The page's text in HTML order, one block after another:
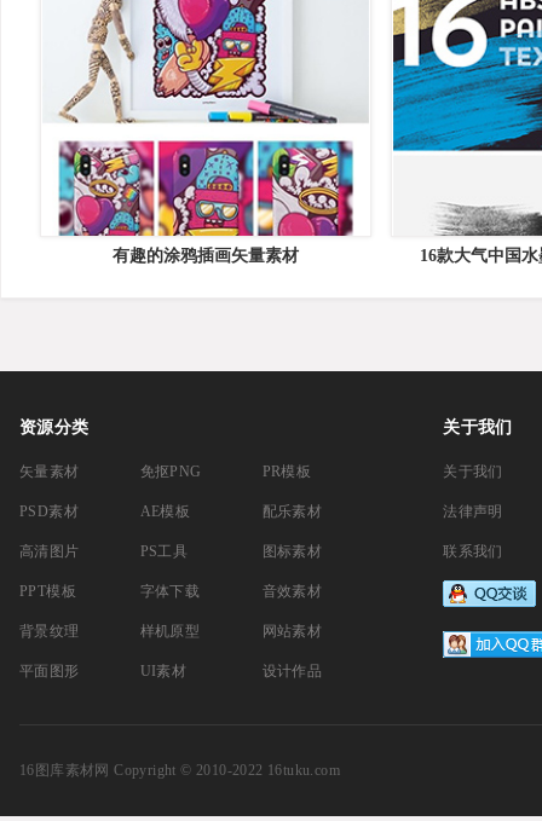
有趣的涂鸦插画矢量素材 16款大气中国
资源分类
矢量素材
PSD素材
高清图片
PPT模板
背景纹理
平面图形
免抠PNG
AE模板
PS工具
字体下载
样机原型
UI素材
PR模板
配乐素材
图标素材
音效素材
网站素材
设计作品
关于我们
关于我们
法律声明
联系我们
16图库素材网 Copyright © 2010-2022 16tuku.com